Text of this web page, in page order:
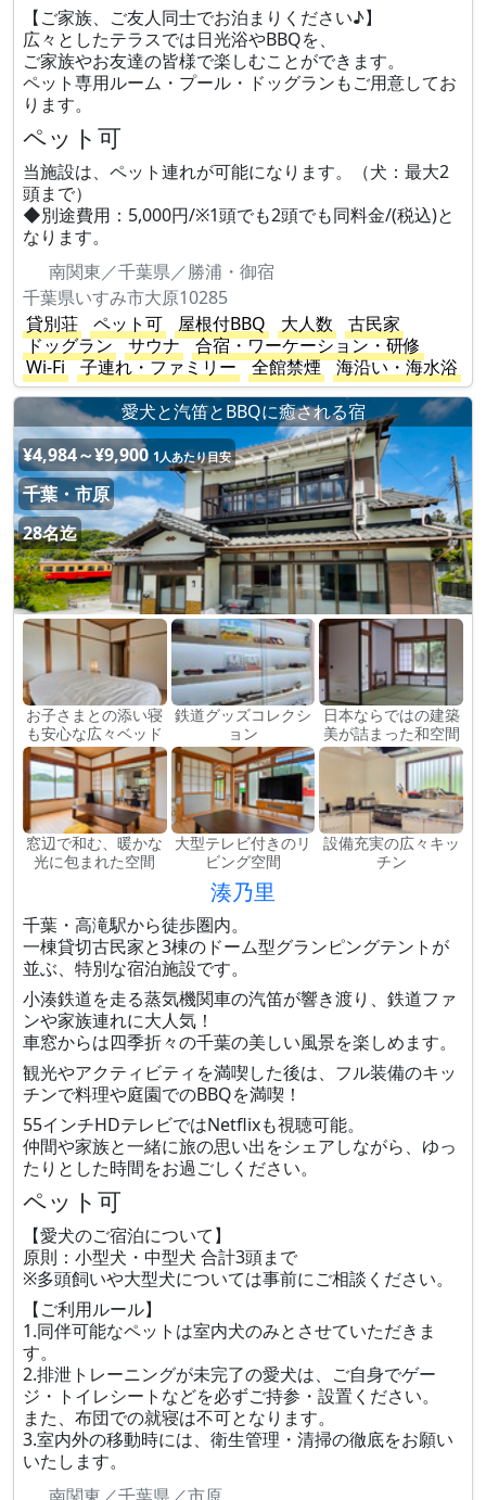
【ご家族、ご友人同士でお泊まりください♪】
広々としたテラスでは日光浴やBBQを、
ご家族やお友達の皆様で楽しむことができます。
ペット専用ルーム・プール・ドッグランもご用意してお
ります。
ペット可
当施設は、ペット連れが可能になります。（犬：最大2
頭まで）
◆別途費用：5,000円/※1頭でも2頭でも同料金/(税込)と
なります。
南関東／千葉県／勝浦・御宿
千葉県いすみ市大原10285
貸別荘
ペット可 屋根付BBQ 大人数
古民家
ドッグラン
サウナ
合宿・ワーケーション・研修
Wi-Fi
子連れ・ファミリー 全館禁煙
海沿い・海水浴
愛犬と汽笛とBBQに癒される宿
¥4,984～¥9,900 1人あたり目安
千葉・市原
28名迄
お子さまとの添い寝
も安心な広々ベッド
鉄道グッズコレクシ
ョン
日本ならではの建築
美が詰まった和空間
窓辺で和む、暖かな
光に包まれた空間
大型テレビ付きのリ
ビング空間
設備充実の広々キッ
チン
湊乃里
千葉・高滝駅から徒歩圏内。
一棟貸切古民家と3棟のドーム型グランピングテントが
並ぶ、特別な宿泊施設です。
小湊鉄道を走る蒸気機関車の汽笛が響き渡り、鉄道ファ
ンや家族連れに大人気！
車窓からは四季折々の千葉の美しい風景を楽しめます。
観光やアクティビティを満喫した後は、フル装備のキッ
チンで料理や庭園でのBBQを満喫！
55インチHDテレビではNetflixも視聴可能。
仲間や家族と一緒に旅の思い出をシェアしながら、ゆっ
たりとした時間をお過ごしください。
ペット可
【愛犬のご宿泊について】
原則：小型犬・中型犬 合計3頭まで
※多頭飼いや大型犬については事前にご相談ください。
【ご利用ルール】
1.同伴可能なペットは室内犬のみとさせていただきま
す。
2.排泄トレーニングが未完了の愛犬は、ご自身でゲー
ジ・トイレシートなどを必ずご持参・設置ください。
また、布団での就寝は不可となります。
3.室内外の移動時には、衛生管理・清掃の徹底をお願い
いたします。